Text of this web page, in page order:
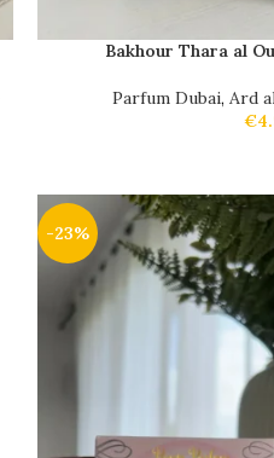
Bakhour Thara al
Parfum Dubai, Ard
€
-23%